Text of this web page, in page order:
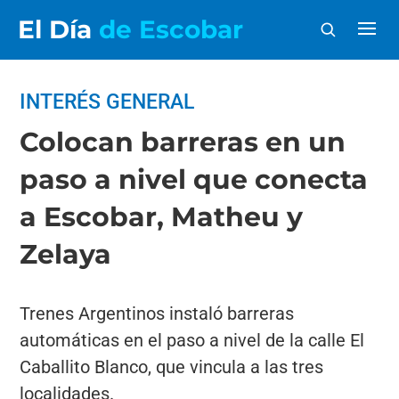
El Día de Escobar
INTERÉS GENERAL
Colocan barreras en un
paso a nivel que conecta
a Escobar, Matheu y
Zelaya
Trenes Argentinos instaló barreras
automáticas en el paso a nivel de la calle El
Caballito Blanco, que vincula a las tres
localidades.